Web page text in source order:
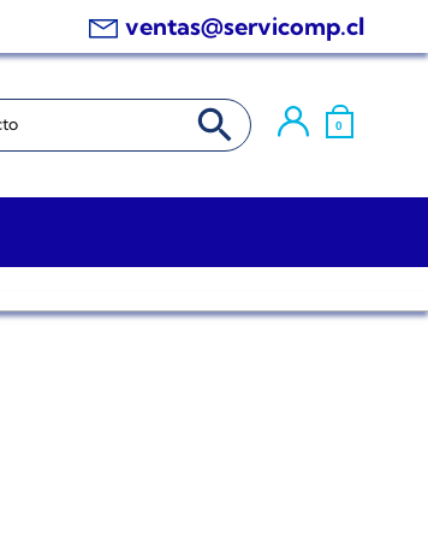
ventas@servicomp.cl
BOTÓN DE BÚSQUEDA
0